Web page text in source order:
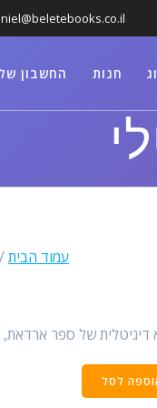
חנות החשבון
עמוד הבית/
דיגיטלית של ספר
לסל